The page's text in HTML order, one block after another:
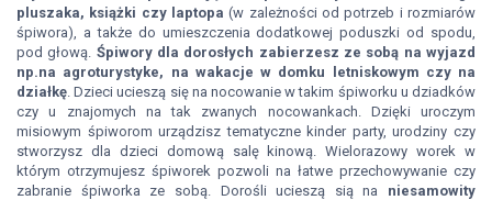
pluszaka, książki czy laptopa (w zależności od potrzeb i rozmiarów
śpiwora), a także do umieszczenia dodatkowej poduszki od spodu,
pod głową. Śpiwory dla dorosłych zabierzesz ze sobą na wyjazd
np.na agroturystyke, na wakacje w domku letniskowym czy na
działkę . Dzieci ucieszą się na nocowanie w takim śpiworku u dziadków
czy u znajomych na tak zwanych nocowankach. Dzięki uroczym
misiowym śpiworom urządzisz tematyczne kinder party, urodziny czy
stworzysz dla dzieci domową salę kinową. Wielorazowy worek w
którym otrzymujesz śpiworek pozwoli na łatwe przechowywanie czy
zabranie śpiworka ze sobą. Dorośli ucieszą sią na niesamowity